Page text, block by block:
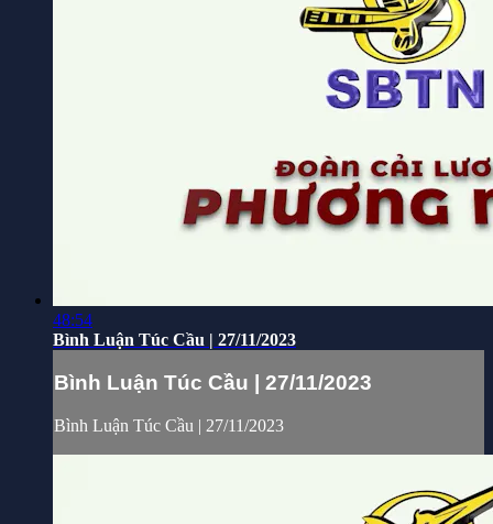
48:54
Bình Luận Túc Cầu | 27/11/2023
Bình Luận Túc Cầu | 27/11/2023
Bình Luận Túc Cầu | 27/11/2023